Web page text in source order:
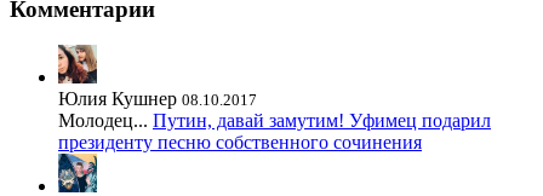
Комментарии
Юлия Кушнер 08.10.2017
Молодец... Путин, давай замутим! Уфимец подарил
президенту песню собственного сочинения